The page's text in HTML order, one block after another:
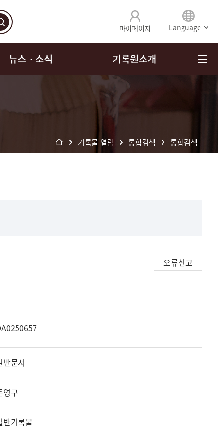
마이페이지 Language
뉴스ㆍ소식 기록원소개
기록물 열람 통합검색 통합검색
오류신고
반문서
영구
반기록물